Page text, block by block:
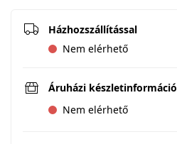
Házhozszállítással
Nem elérhető
Áruházi készletinformáció
Nem elérhető